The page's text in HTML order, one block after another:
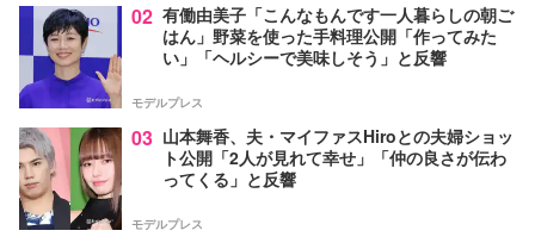
02 有働由美子「こんなもんです一人暮らしの朝ご
はん」野菜を使った手料理公開「作ってみた
い」「ヘルシーで美味しそう」と反響
モデルプレス
03 山本舞香、夫・マイファスHiroとの夫婦ショッ
ト公開「2人が見れて幸せ」「仲の良さが伝わ
ってくる」と反響
モデルプレス